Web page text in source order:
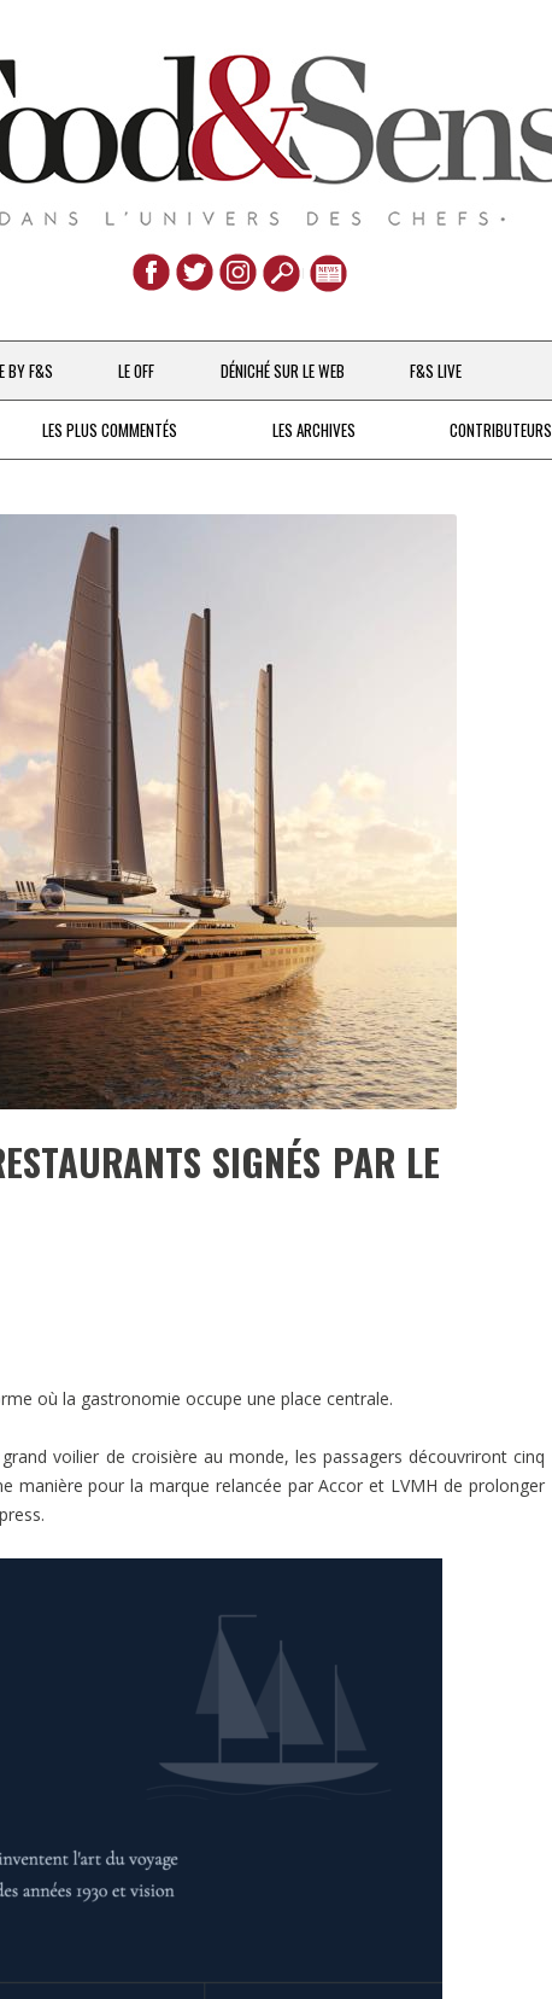
Aller
au
contenu
BY F&S
CHEFS & ACTUALITÉS
À LA PETITE CUILLÈRE
DESTIN DE FEMME
V…DE VOYAGE
LE OFF DÉNICHÉ SUR LE WEB F&S LIVE
LES PLUS COMMENTÉS LES ARCHIVES CONTRIBUTEURS
SIGNÉS PAR LE
où la gastronomie occupe une place centrale.
voilier de croisière au monde, les passagers découvriront cinq
manière pour la marque relancée par Accor et LVMH de prolonger